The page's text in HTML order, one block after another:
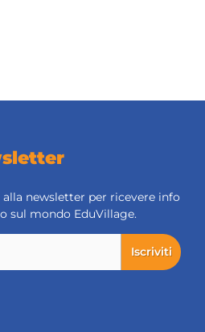
newsletter per ricevere info
sul mondo EduVillage.